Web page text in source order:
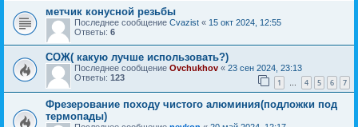
метчик конусной резьбы
Последнее сообщение Cvazist « 15 окт 2024, 12:55
Ответы: 6
COЖ( какую лучше использовать?)
Последнее сообщение Ovchukhov « 23 сен 2024, 23:13
Ответы: 123 1 … 4 5 6 7
Фрезерование походу чистого алюминия(подложки под
термопады)